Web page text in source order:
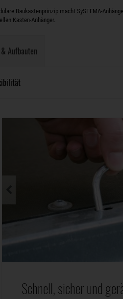
Baukastenprinzip macht SySTEMA-
Kasten-Anhänger.
Aufbauten
Schnell, sicher und